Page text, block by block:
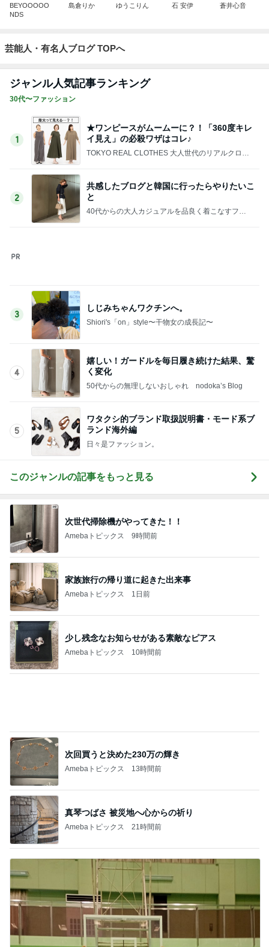
BEYOOOOO
NDS
島倉りか ゆうこりん 石 安伊 蒼井心音
芸能人・有名人ブログ TOPへ
ジャンル人気記事ランキング
30代〜ファッション
1
★ワンピースがムームーに？！「360度キレ
イ見え」の必殺ワザはコレ♪
TOKYO REAL CLOTHES 大人世代のリアルクロー
2
共感したブログと韓国に行ったらやりたいこ
と
40代からの大人カジュアルを品良く着こなすファ
3
しじみちゃんワクチンへ。
Shiori's「on」style〜干物女の成長記〜
4
嬉しい！ガードルを毎日履き続けた結果、驚
く変化
50代からの無理しないおしゃれ nodoka’s Blog
5
ワタクシ的ブランド取扱説明書・モード系ブ
ランド海外編
日々是ファッション。
このジャンルの記事をもっと見る
次世代掃除機がやってきた！！
Amebaトピックス 9時間前
家族旅行の帰り道に起きた出来事
Amebaトピックス 1日前
少し残念なお知らせがある素敵なピアス
Amebaトピックス 10時間前
次回買うと決めた230万の輝き
Amebaトピックス 13時間前
真琴つばさ 被災地へ心からの祈り
Amebaトピックス 21時間前